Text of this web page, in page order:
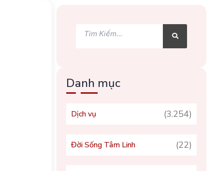
kiếm
Tìm
Danh mục
Dịch vụ (3.254)
Đời Sống Tâm Linh (22)